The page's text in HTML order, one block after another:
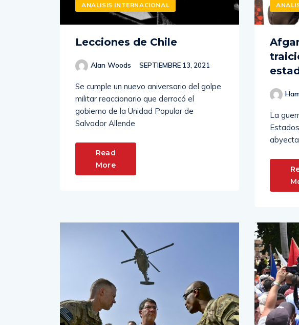
ANALISIS INTERNACIONAL
Lecciones de Chile
Alan Woods SEPTIEMBRE 13, 2021
Se cumple un nuevo aniversario del golpe
militar reaccionario que derrocó el
gobierno de la Unidad Popular de
Salvador Allende
Read
More
La